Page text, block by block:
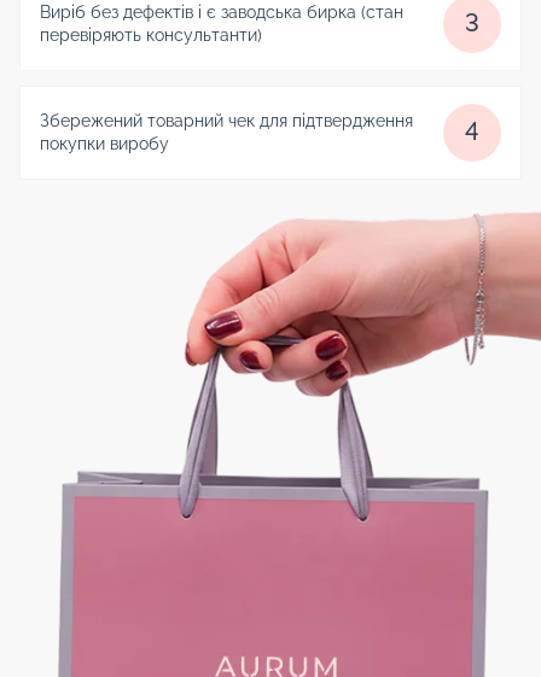
Виріб без дефектів і є заводська бирка (стан
перевіряють консультанти)
3
Збережений товарний чек для підтвердження
покупки виробу
4